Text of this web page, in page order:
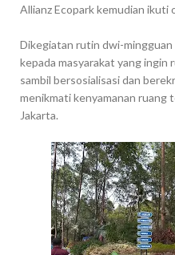
Allianz Ecopark kemudian ikuti
Dikegiatan rutin dwi-mingguan
kepada masyarakat yang
sambil bersosialisasi dan
menikmati kenyamanan ruang
Jakarta.